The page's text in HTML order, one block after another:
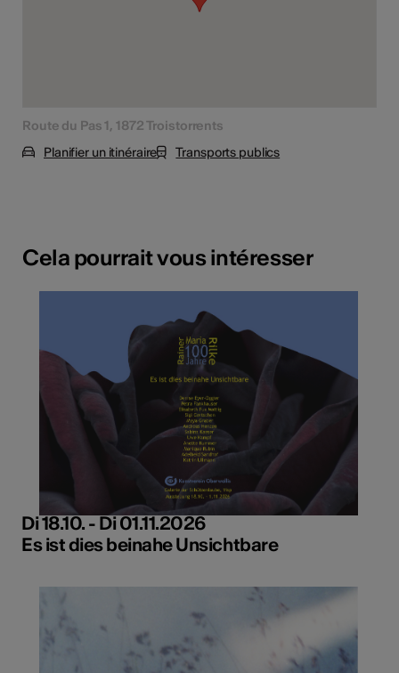
Route du Pas 1, 1872 Troistorrents
Planifier un itinéraire
Transports publics
Cela pourrait vous intéresser
Di 18.10. - Di 01.11.2026
Es ist dies beinahe Unsichtbare